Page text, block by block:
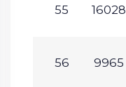
55 16028
56 9965